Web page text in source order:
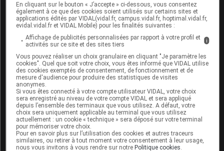
VIDAL Expert
VIDAL Hoptimal
eVIDAL
VIDAL Mobile
VIDAL widget
VIDAL Sécurisation
VIDAL e-Services
Espace institutionnel
Qui sommes-nous ?
VIDAL France
Carrières
Charte éthique et
déontologique
En cliquant sur le bouton « J’accepte » ci-dessous, vous consentez
également à ce que des cookies soient utilisés sur certains sites et
applications édités par VIDAL(vidal.fr, campus.vidal.fr, hoptimal.vidal.fr,
evidal.vidal.fr et VIDAL Mobile) pour les finalités suivantes :
Affichage de publicités personnalisées par rapport à votre profil et
activités sur ce site et des sites tiers
i
Vous pouvez réaliser un choix granulaire en cliquant "Je paramètre les
cookies". Quel que soit votre choix, vous êtes informé que VIDAL utilise
des cookies exemptés de consentement, de fonctionnement et de
mesure d'audience pour produire des statistiques de visites
anonymes.
Si vous êtes connecté à votre compte utilisateur VIDAL, votre choix
sera enregistré au niveau de votre compte VIDAL et sera appliqué
depuis l’ensemble des terminaux que vous utilisez. A défaut, votre
choix sera uniquement applicable au terminal que vous utilisez
actuellement : un cookie « technique » sera déposé sur votre terminal
pour mémoriser votre choix.
Pour en savoir plus sur l’utilisation des cookies et autres traceurs
similaires, ou retirer à tout moment votre consentement à leur usage,
nous vous invitons à vous rendre sur notrePolitique cookies